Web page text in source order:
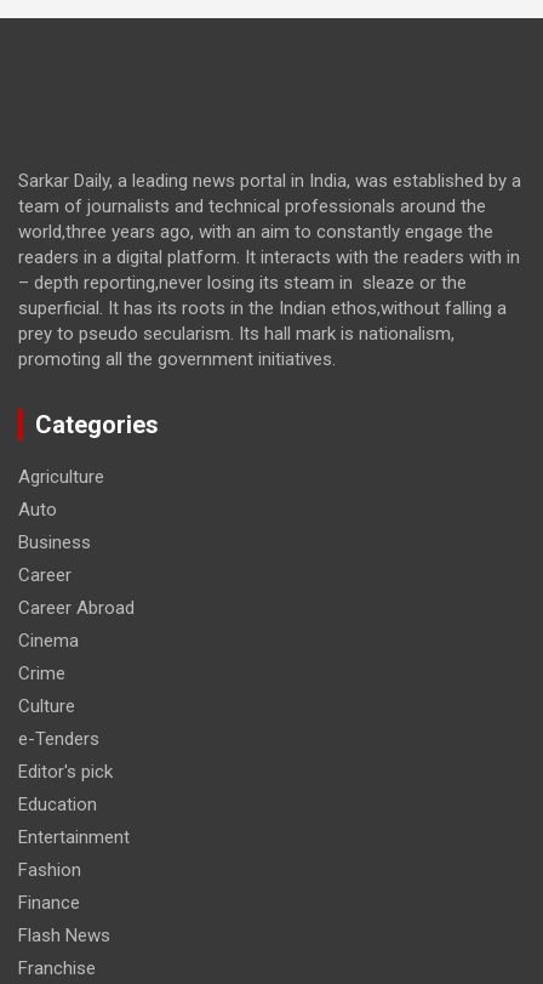
Sarkar Daily, a leading news portal in India, was established by a
team of journalists and technical professionals around the
world,three years ago, with an aim to constantly engage the
readers in a digital platform. It interacts with the readers with in
– depth reporting,never losing its steam in sleaze or the
superficial. It has its roots in the Indian ethos,without falling a
prey to pseudo secularism. Its hall mark is nationalism,
promoting all the government initiatives.
Categories
Agriculture
Auto
Business
Career
Career Abroad
Cinema
Crime
Culture
e-Tenders
Editor's pick
Education
Entertainment
Fashion
Finance
Flash News
Franchise